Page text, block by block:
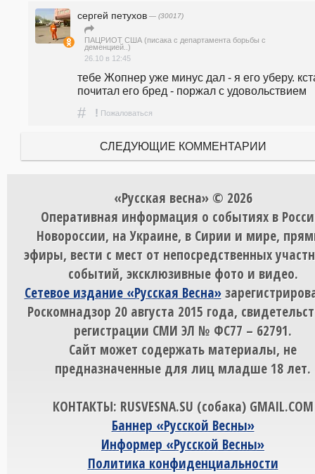
сергей петухов — (30017)
ПАЦРИОТ США (писака с департамента борьбы с
деменцией..)
26.10 в 12:45
тебе Жопнер уже минус дал - я его уберу.
почитал его бред - поржал с удовольствием
# ! Пожаловаться
СЛЕДУЮЩИЕ КОММЕНТАРИИ
«Русская весна» © 2026
Оперативная информация о событиях в
Новороссии, на Украине, в Сирии и мире,
эфиры, вести с мест от непосредственных
событий, эксклюзивные фото и видео.
Сетевое издание «Русская Весна»
Роскомнадзор 20 августа 2015 года,
регистрации СМИ ЭЛ № ФС77 – 62791.
Сайт может содержать материалы, не
предназначенные для лиц младше 18 лет.
КОНТАКТЫ: RUSVESNA.SU (собака) GMAIL.COM
Баннер «Русской Весны»
Информер «Русской Весны»
Политика конфиденциальности